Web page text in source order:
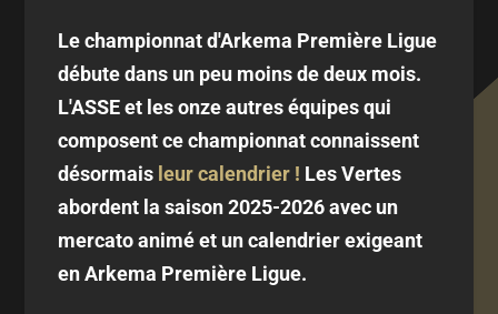
Le championnat d'Arkema Première Ligue
débute dans un peu moins de deux mois.
L'ASSE et les onze autres équipes qui
composent ce championnat connaissent
désormais leur calendrier ! Les Vertes
abordent la saison 2025-2026 avec un
mercato animé et un calendrier exigeant
en Arkema Première Ligue.